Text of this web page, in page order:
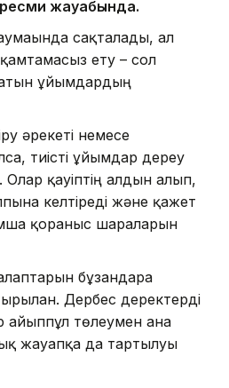
ресми жауабында.
сақталады, ал
қамтамасыз ету – сол
ұйымдардың
әрекеті немесе
тиісті ұйымдар дереу
Олар қауіптің алдын алып,
келтіреді және қажет
қорғаныс шараларын
бұзғандарға
Дербес деректерді
айыппұл төлеумен ғана
жауапқа да тартылуы